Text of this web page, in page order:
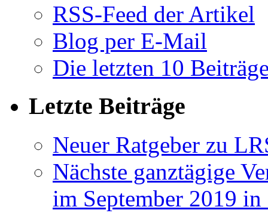
RSS-Feed der Artikel
Blog per E-Mail
Die letzten 10
Letzte Beiträge
Neuer Ratgeber zu
Nächste ganztägige
im September 2019